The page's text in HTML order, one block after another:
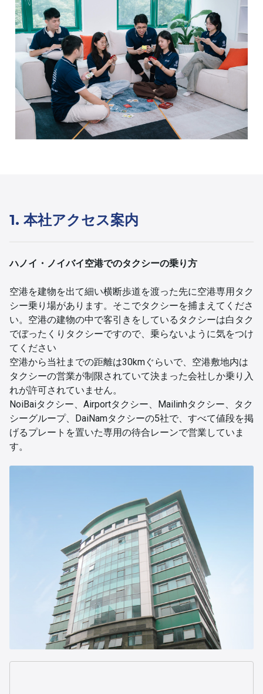
1. 本社アクセス案内
ハノイ・ノイバイ空港でのタクシーの乗り方
空港を建物を出て細い横断歩道を渡った先に空港専用タク
シー乗り場があります。そこでタクシーを捕まえてくださ
い。空港の建物の中で客引きをしているタクシーは白タク
でぼったくりタクシーですので、乗らないように気をつけ
てください
空港から当社までの距離は30kmぐらいで、空港敷地内は
タクシーの営業が制限されていて決まった会社しか乗り入
れが許可されていません。
NoiBaiタクシー、Airportタクシー、Mailinhタクシー、タク
シーグループ、DaiNamタクシーの5社で、すべて値段を掲
げるプレートを置いた専用の待合レーンで営業していま
す。